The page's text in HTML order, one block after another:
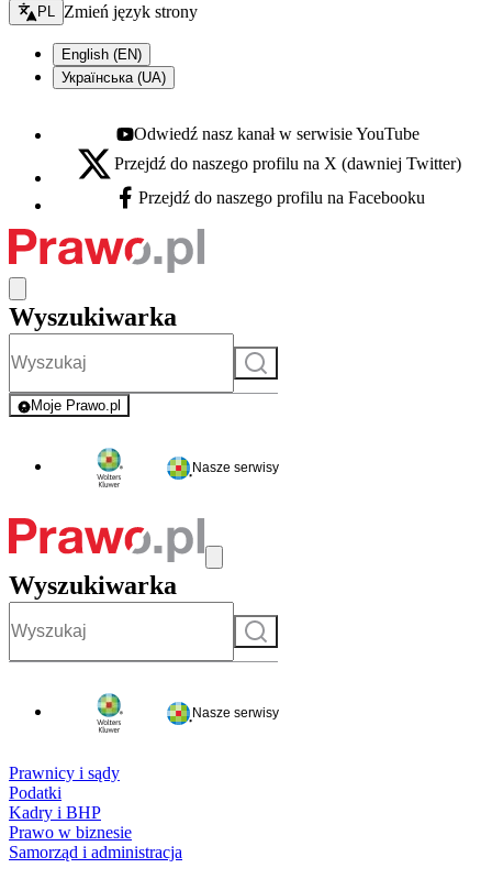
Zmień język - bieżący:
PL Zmień język strony
English (EN)
Українська (UA)
Youtube - otwiera się w nowej karcie
Odwiedź nasz kanał w serwisie YouTube
X - otwiera się w nowej karcie
Przejdź do naszego profilu na X (dawniej Twitter)
Facebook - otwiera się w nowej karcie
Przejdź do naszego profilu na Facebooku
Wyszukiwarka
Szukaj
Moje Prawo.pl
- rejestracja i logowanie do serwisu
Nasze serwisy
Wyszukiwarka
Szukaj
Nasze serwisy
Prawnicy i sądy
Podatki
Kadry i BHP
Prawo w biznesie
Samorząd i administracja